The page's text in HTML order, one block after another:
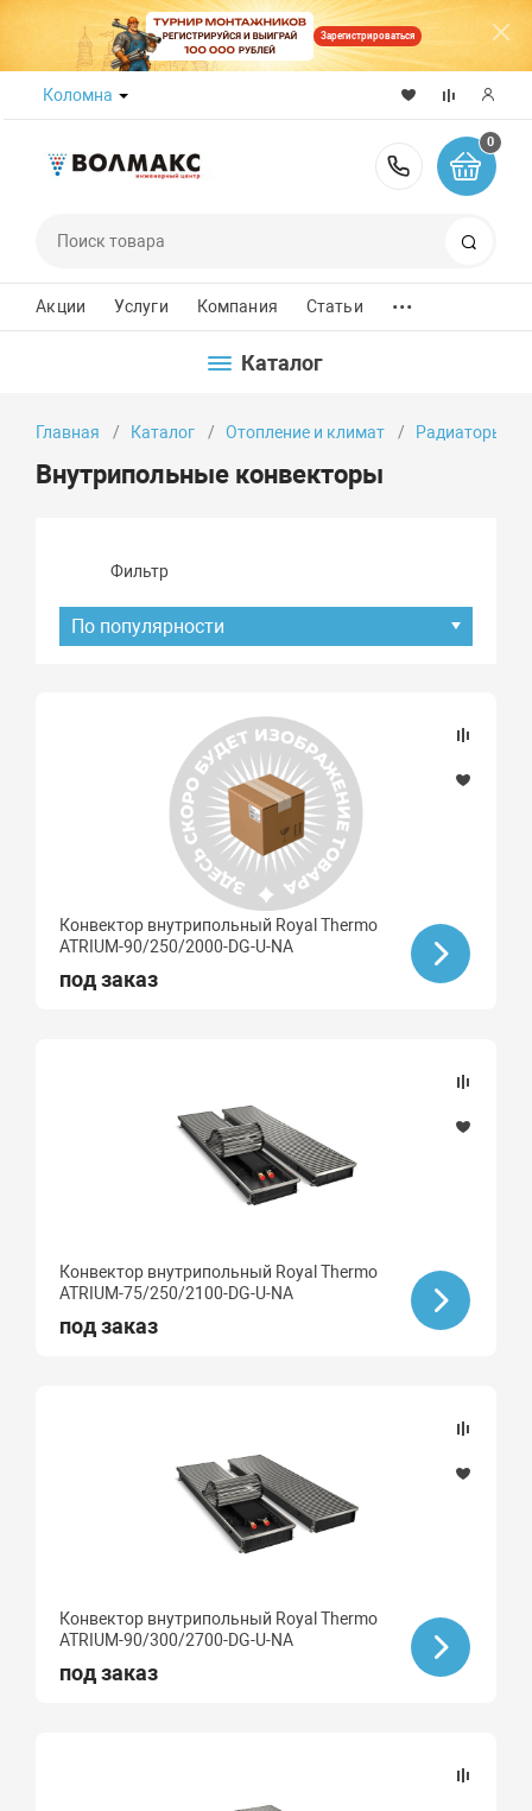
Зарегистрироваться
Коломна
8 (800)
0
Акции Услуги Компания Статьи ...
Каталог
Главная Каталог Отопление и климат Радиаторы
Внутрипольные конвекторы
Фильтр
По популярности
ROYAL THERMO
Длина, мм
Конвектор внутрипольный Royal Thermo
ATRIUM-90/250/2000-DG-U-NA
под заказ
Конвектор внутрипольный Royal Thermo
ATRIUM-75/250/2100-DG-U-NA
под заказ
Конвектор внутрипольный Royal Thermo
ATRIUM-90/300/2700-DG-U-NA
под заказ